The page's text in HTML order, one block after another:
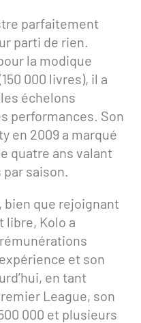
parfaitement
parti de rien.
la modique
000 livres), il a
échelons
performances. Son
en 2009 a marqué
quatre ans valant
saison.
bien que rejoignant
libre, Kolo a
et son
en tant
League, son
000 et plusieurs